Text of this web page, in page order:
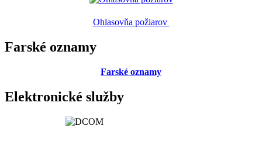
Ohlasovňa požiarov
Farské oznamy
Farské oznamy
Elektronické služby